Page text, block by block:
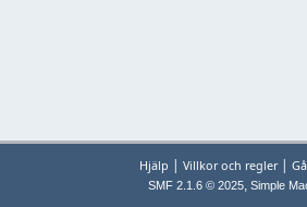
Hjälp | Villkor och regler|
SMF 2.1.6 © 2025, Simple